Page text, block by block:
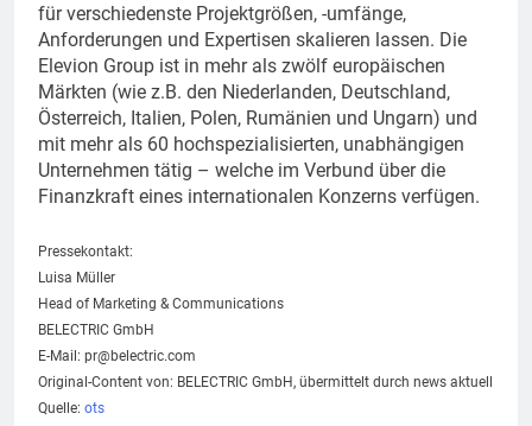
für verschiedenste Projektgrößen, -umfänge,
Anforderungen und Expertisen skalieren lassen. Die
Elevion Group ist in mehr als zwölf europäischen
Märkten (wie z.B. den Niederlanden, Deutschland,
Österreich, Italien, Polen, Rumänien und Ungarn) und
mit mehr als 60 hochspezialisierten, unabhängigen
Unternehmen tätig – welche im Verbund über die
Finanzkraft eines internationalen Konzerns verfügen.
Pressekontakt:
Luisa Müller
Head of Marketing & Communications
BELECTRIC GmbH
E-Mail: pr@belectric.com
Original-Content von: BELECTRIC GmbH, übermittelt durch news aktuell
Quelle: ots